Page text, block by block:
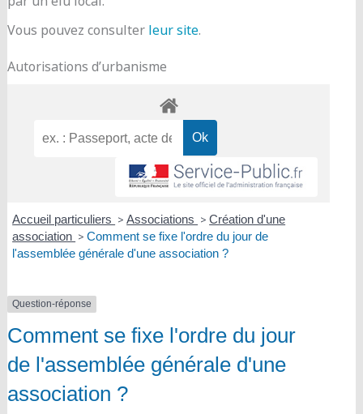
Vous pouvez consulter leur site.
Autorisations d’urbanisme
Accueil particuliers > Associations > Création d'une
association > Comment se fixe l'ordre du jour de
l'assemblée générale d'une association ?
Question-réponse
Comment se fixe l'ordre du jour
de l'assemblée générale d'une
association ?